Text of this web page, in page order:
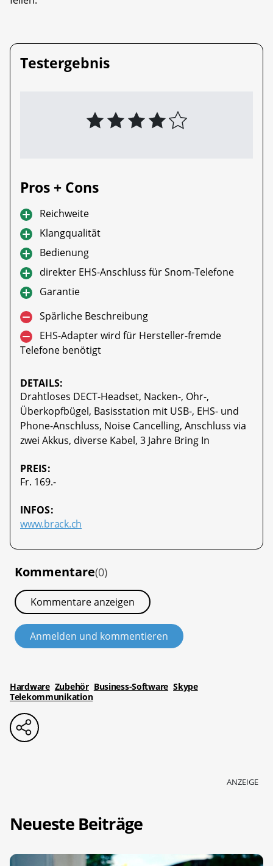
Testergebnis
Pros + Cons
Reichweite
Klangqualität
Bedienung
direkter EHS-Anschluss für Snom-Telefone
Garantie
Spärliche Beschreibung
EHS-Adapter wird für Hersteller-fremde
Telefone benötigt
DETAILS:
Drahtloses DECT-Headset, Nacken-, Ohr-,
Überkopfbügel, Basisstation mit USB-, EHS- und
Phone-Anschluss, Noise Cancelling, Anschluss via
zwei Akkus, diverse Kabel, 3 Jahre Bring In
PREIS:
Fr. 169.-
INFOS:
www.brack.ch
Kommentare(0)
Kommentare anzeigen
Anmelden und kommentieren
Hardware Zubehör Business-Software Skype
Telekommunikation
ANZEIGE
Neueste Beiträge